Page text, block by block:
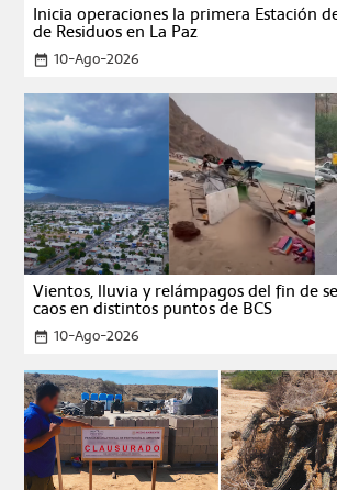
Inicia operaciones la primera Estación
de Residuos en La Paz
date_range 10-Ago-2026
Vientos, lluvia y relámpagos del fin de
caos en distintos puntos de BCS
date_range 10-Ago-2026